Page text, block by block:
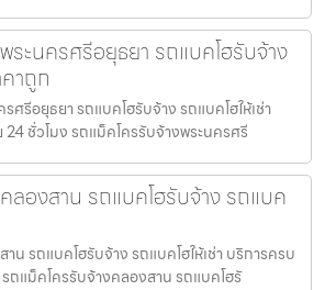
ระนครศรีอยุธยา รถแบคโฮรับจ้าง
าถูก
ศรีอยุธยา รถแบคโฮรับจ้าง รถแบคโฮให้เช่า
ชั่วโมง รถแม็คโครรับจ้างพระนครศรี
ลองสาน รถแบคโฮรับจ้าง รถแบค
น รถแบคโฮรับจ้าง รถแบคโฮให้เช่า บริการครบ
ถแม็คโครรับจ้างคลองสาน รถแบคโฮรั